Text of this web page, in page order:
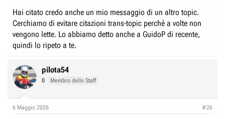
200.000$, sono tanti.
Hai citato credo anche un mio messaggio di un altro topic.
Cerchiamo di evitare citazioni trans-topic perchè a volte non
vengono lette. Lo abbiamo detto anche a GuidoP di recente,
quindi lo ripeto a te.
pilota54
0 Membro dello Staff
6 Maggio 2026 #26